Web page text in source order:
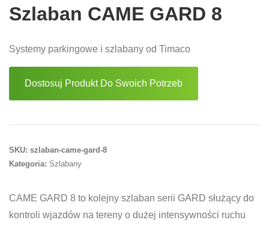
Szlaban CAME GARD 8
Systemy parkingowe i szlabany od Timaco
Dostosuj Produkt Do Swoich Potrzeb
SKU: szlaban-came-gard-8
Kategoria: Szlabany
CAME GARD 8 to kolejny szlaban serii GARD służący do
kontroli wjazdów na tereny o dużej intensywności ruchu